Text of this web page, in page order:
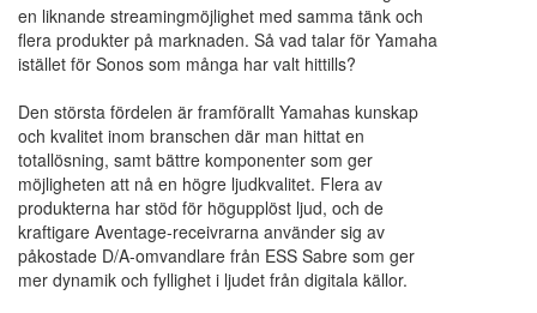
en liknande streamingmöjlighet med samma tänk och
flera produkter på marknaden. Så vad talar för Yamaha
istället för Sonos som många har valt hittills?
Den största fördelen är framförallt Yamahas kunskap
och kvalitet inom branschen där man hittat en
totallösning, samt bättre komponenter som ger
möjligheten att nå en högre ljudkvalitet. Flera av
produkterna har stöd för högupplöst ljud, och de
kraftigare Aventage-receivrarna använder sig av
påkostade D/A-omvandlare från ESS Sabre som ger
mer dynamik och fyllighet i ljudet från digitala källor.